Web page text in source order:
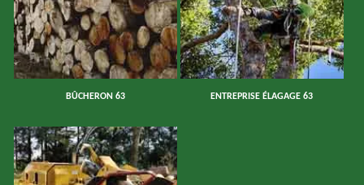
BÛCHERON 63 ENTREPRISE ÉLAGAGE 63